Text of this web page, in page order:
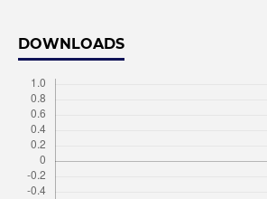
DOWNLOADS